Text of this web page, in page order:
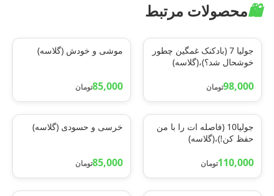
🛍️محصولات مرتبط
جولیا 7 (بادکنک غمگین چطور
خوشحال شد؟)،(گلاسه)
98,000تومان
موشی و خودش (گلاسه)
85,000تومان
جولیا10 (فاصله ات را با من
حفظ کن!)،(گلاسه)
110,000تومان
خرسی و حسودی (گلاسه)
85,000تومان